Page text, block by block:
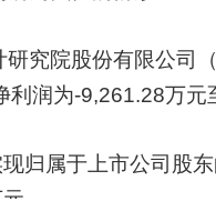
院股份有限公司（
润为-9,261.28万元
属于上市公司股东